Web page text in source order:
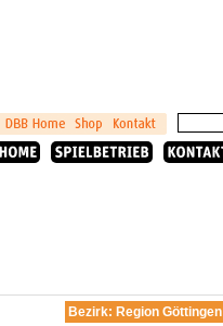
Bezirk: Region Göttingen